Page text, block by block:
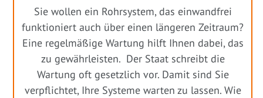
Sie wollen ein Rohrsystem, das einwandfrei
funktioniert auch über einen längeren Zeitraum?
Eine regelmäßige Wartung hilft Ihnen dabei, das
zu gewährleisten. Der Staat schreibt die
Wartung oft gesetzlich vor. Damit sind Sie
verpflichtet, Ihre Systeme warten zu lassen. Wie